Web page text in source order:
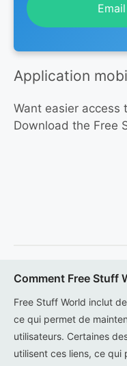
Application
Want easier
Download the Free
Comment Free Stuff
Free Stuff World inclut
ce qui permet de
utilisateurs. Certaines
utilisent ces liens, ce qui